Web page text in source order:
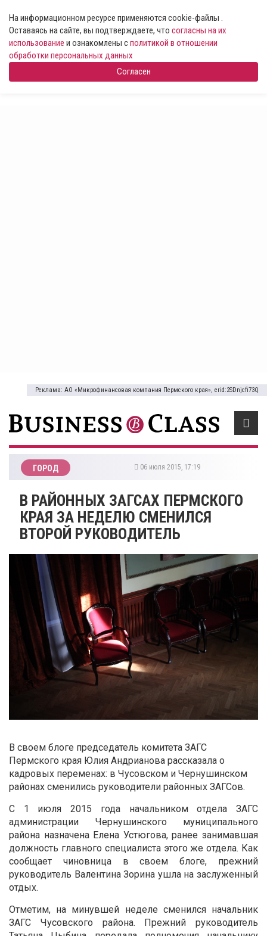
На информационном ресурсе применяются cookie-файлы .
Оставаясь на сайте, вы подтверждаете, что согласны на их
использование и ознакомлены сполитикой в отношении
обработки персональных данных
Согласен
Реклама: АО «Микрофинансовая компания Пермского края», erid:2SDnjcfi73Q
ГОРОД 06 июля 2015, 17:19
В РАЙОННЫХ ЗАГСАХ ПЕРМСКОГО
КРАЯ ЗА НЕДЕЛЮ СМЕНИЛСЯ
ВТОРОЙ РУКОВОДИТЕЛЬ
В своем блоге председатель комитета ЗАГС
Пермского края Юлия Андрианова рассказала о
кадровых переменах: в Чусовском и Чернушинском
районах сменились руководители районных ЗАГСов.
С 1 июля 2015 года начальником отдела ЗАГС
администрации Чернушинского муниципального
района назначена Елена Устюгова, ранее занимавшая
должность главного специалиста этого же отдела. Как
сообщает чиновница в своем блоге, прежний
руководитель Валентина Зорина ушла на заслуженный
отдых.
Отметим, на минувшей неделе сменился начальник
ЗАГС Чусовского района. Прежний руководитель